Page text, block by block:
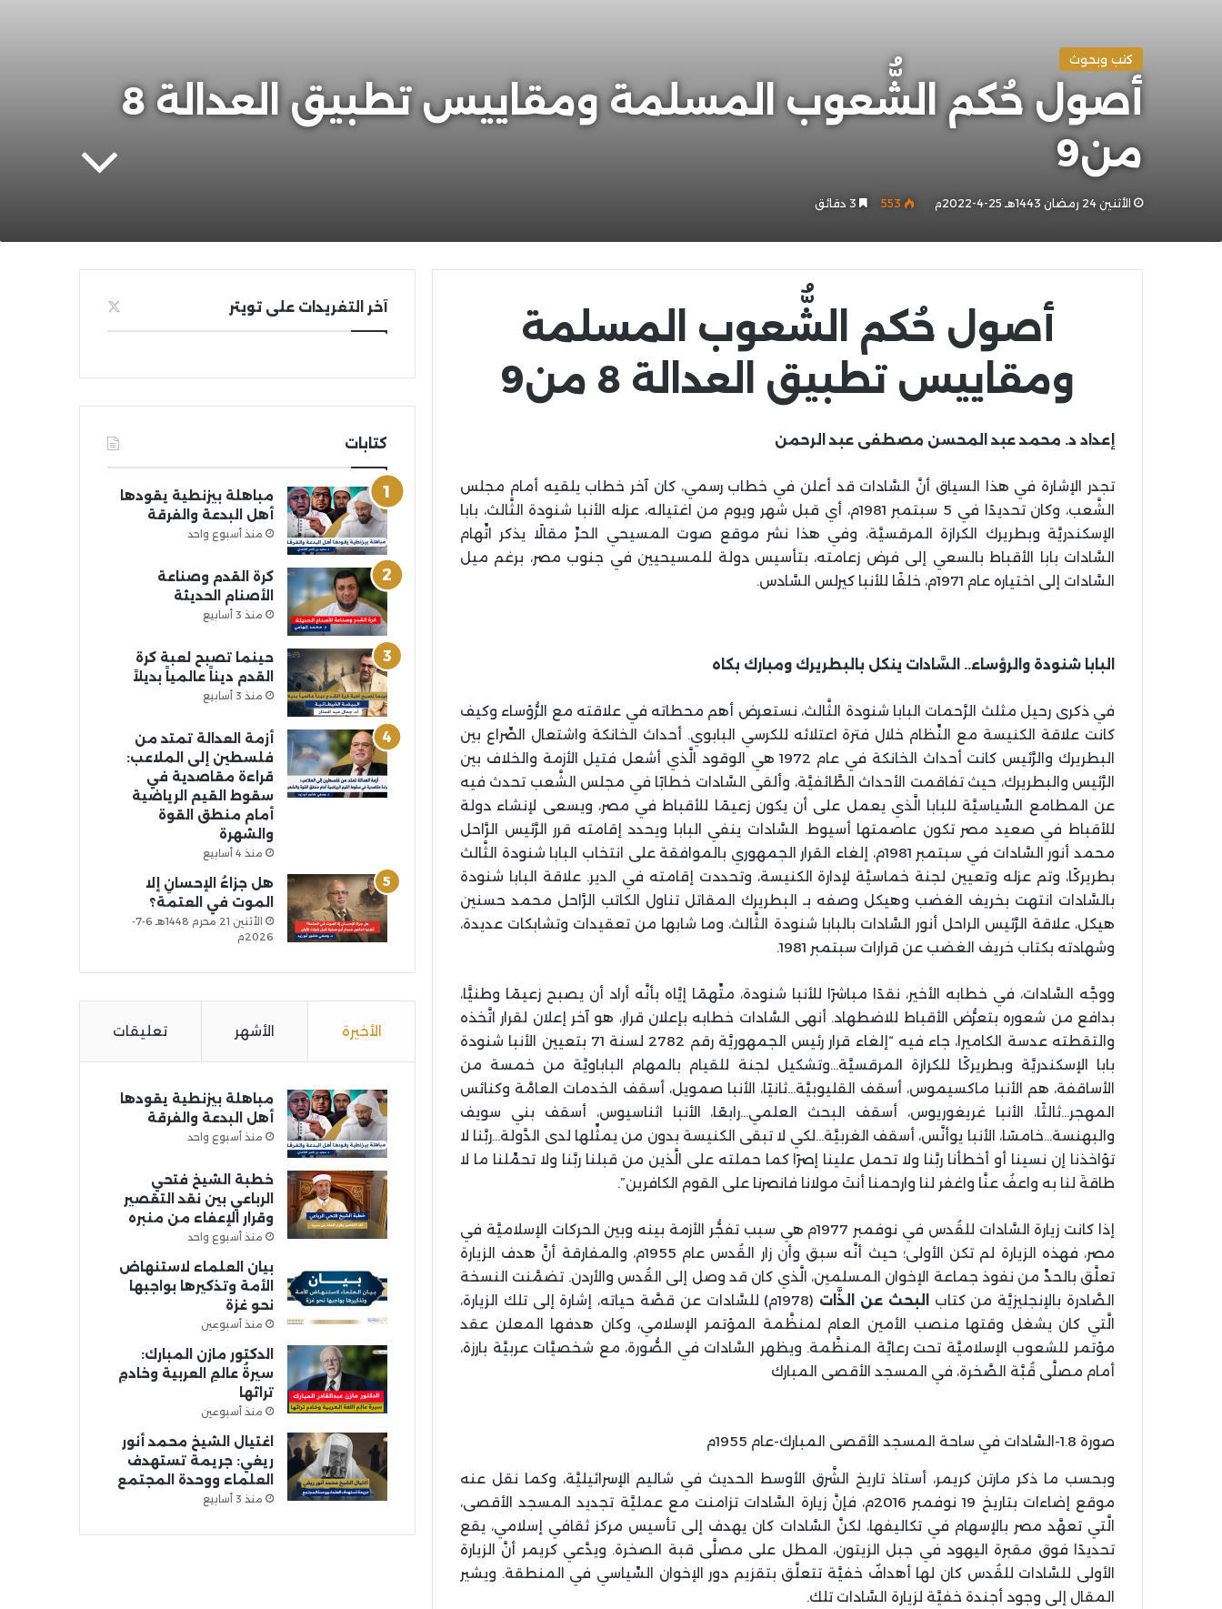
كتب وبحوث
أصول حُكم الشُّعوب المسلمة ومقاييس تطبيق العدالة 8
من9
الأثنين 24 رمضان 1443هـ 25-4-2022م 553
أصول حُكم الشُّعوب المسلمة
ومقاييس تطبيق العدالة 8 من9
إعداد د. محمد عبد المحسن مصطفى عبد الرحمن
تجدر الإشارة في هذا السياق أنَّ السَّادات قد أعلن في خطاب رسمي، كان آخر خطاب يلقيه أمام مجلس
الشَّعب، وكان تحديدًا في 5 سبتمبر 1981م، أي قبل شهر ويوم من اغتياله، عزله الأنبا شنودة الثَّالث، بابا
الإسكندريَّة وبطريرك الكرازة المرقسيَّة، وفي هذا نشر موقع صوت المسيحي الحرِّ مقالًا يذكر اتِّهام
السَّادات بابا الأقباط بالسعي إلى فرض زعامته، بتأسيس دولة للمسيحيين في جنوب مصر، برغم ميل
السَّادات إلى اختياره عام 1971م، خلفًا للأنبا كيرلس السَّادس.
البابا شنودة والرؤساء.. السَّادات ينكل بالبطريرك ومبارك بكاه
في ذكرى رحيل مثلث الرَّحمات البابا شنودة الثَّالث، نستعرض أهم محطاته في علاقته مع الرُّؤساء وكيف
كانت علاقة الكنيسة مع النِّظام خلال فترة اعتلائه للكرسي البابوي. أحداث الخانكة واشتعال الصِّراع بين
البطريرك والرَّئيس كانت أحداث الخانكة في عام 1972 هي الوقود الَّذي أشعل فتيل الأزمة والخلاف بين
الرَّئيس والبطريرك، حيث تفاقمت الأحداث الطَّائفيَّة، وألقى السَّادات خطابًا في مجلس الشَّعب تحدث فيه
عن المطامع السِّياسيَّة للبابا الَّذي يعمل على أن يكون زعيمًا للأقباط في مصر، ويسعى لإنشاء دولة
للأقباط في صعيد مصر تكون عاصمتها أسيوط. السَّادات ينفي البابا ويحدد إقامته قرر الرَّئيس الرَّاحل
محمد أنور السَّادات في سبتمبر 1981م، إلغاء القرار الجمهوري بالموافقة على انتخاب البابا شنودة الثَّالث
بطريركًا، وتم عزله وتعيين لجنة خماسيَّة لإدارة الكنيسة، وتحددت إقامته في الدير. علاقة البابا شنودة
بالسَّادات انتهت بخريف الغضب وهيكل وصفه بـ البطريرك المقاتل تناول الكاتب الرَّاحل محمد حسنين
هيكل، علاقة الرَّئيس الراحل أنور السَّادات بالبابا شنودة الثَّالث، وما شابها من تعقيدات وتشابكات عديدة،
وشهادته بكتاب خريف الغضب عن قرارات سبتمبر 1981.
ووجَّه السَّادات، في خطابه الأخير، نقدًا مباشرًا للأنبا شنودة، متِّهمًا إيَّاه بأنَّه أراد أن يصبح زعيمًا وطنيًّا،
بدافع من شعوره بتعرُّض الأقباط للاضطهاد. أنهى السَّادات خطابه بإعلان قرار، هو آخر إعلان لقرار اتَّخذه
والتقطته عدسة الكاميرا، جاء فيه “إلغاء قرار رئيس الجمهوريَّة رقم 2782 لسنة 71 بتعيين الأنبا شنودة
بابا الإسكندريَّة وبطريركًا للكرازة المرقسيَّة…وتشكيل لجنة للقيام بالمهام الباباويَّة من خمسة من
الأساقفة، هم الأنبا ماكسيموس، أسقف القليوبيَّة…ثانيًا، الأنبا صمويل، أسقف الخدمات العامَّة وكنائس
المهجر…ثالثًا، الأنبا غريغوريوس، أسقف البحث العلمي…رابعًا، الأنبا اثناسيوس، أسقف بني سويف
والبهنسة…خامسًا، الأنبا يوأنَّس، أسقف الغربيَّة…لكي لا تبقى الكنيسة بدون من يمثِّلها لدى الدَّولة…ربَّنا لا
تؤاخذنا إن نسينا أو أخطأنا ربَّنا ولا تحمل علينا إصرًا كما حملته على الَّذين من قبلنا ربَّنا ولا تحمِّلنا ما لا
طاقةَ لنا به واعفُ عنَّا واغفر لنا وارحمنا أنتَ مولانا فانصرنا على القوم الكافرين”.
إذا كانت زيارة السَّادات للقُدس في نوفمبر 1977م هي سبب تفجُّر الأزمة بينه وبين الحركات الإسلاميَّة في
مصر، فهذه الزيارة لم تكن الأولى؛ حيث أنَّه سبق وأن زار القُدس عام 1955م، والمفارقة أنَّ هدف الزيارة
تعلَّق بالحدِّ من نفوذ جماعة الإخوان المسلمين، الَّذي كان قد وصل إلى القُدس والأردن. تضمَّنت النسخة
الصَّادرة بالإنجليزيَّة من كتاب
البحث عن الذَّات
(1978م) للسَّادات عن قصَّة حياته، إشارة إلى تلك الزيارة،
الَّتي كان يشغل وقتها منصب الأمين العام لمنظَّمة المؤتمر الإسلامي، وكان هدفها المعلن عقد
مؤتمر للشعوب الإسلاميَّة تحت رعايَّة المنظَّمة. ويظهر السَّادات في الصُّورة، مع شخصيَّات عربيَّة بارزة،
أمام مصلَّى قُبَّة الصَّخرة، في المسجد الأقصى المبارك
صورة 1.8-السَّادات في ساحة المسجد الأقصى المبارك-عام 1955م
وبحسب ما ذكر مارتن كريمر، أستاذ تاريخ الشَّرق الأوسط الحديث في شاليم الإسرائيليَّة، وكما نقل عنه
موقع إضاءات بتاريخ 19 نوفمبر 2016م، فإنَّ زيارة السَّادات تزامنت مع عمليَّة تجديد المسجد الأقصى،
الَّتي تعهَّد مصر بالإسهام في تكاليفها، لكنَّ السَّادات كان يهدف إلى تأسيس مركز ثقافي إسلامي، يقع
تحديدًا فوق مقبرة اليهود في جبل الزيتون، المطل على مصلَّى قبة الصخرة. ويدَّعي كريمر أنَّ الزيارة
الأولى للسَّادات للقُدس كان لها أهدافٌ خفيَّة تتعلَّق بتقزيم دور الإخوان السِّياسي في المنطقة. ويشير
المقال إلى وجود أجندة خفيَّة لزيارة السَّادات تلك.
آخر التغريدات على تويتر
كتابات
مباهلة بيزنطية يقودها
أهل البدعة والفرقة
منذ أسبوع واحد
كرة القدم وصناعة
الأصنام الحديثة
منذ 3 أسابيع
حينما تصبح لعبة كرة
القدم ديناً عالمياً بديلاً
منذ 3 أسابيع
أزمة العدالة تمتد من
فلسطين إلى الملاعب:
قراءة مقاصدية في
سقوط القيم الرياضية
أمام منطق القوة
والشهرة
منذ 4 أسابيع
هل جزاءُ الإحسانِ إلا
الموت في العتمة؟
الأثنين 21 محرم 1448هـ 6-7-
2026م
الأخيرة الأشهر تعليقات
مباهلة بيزنطية يقودها
أهل البدعة والفرقة
منذ أسبوع واحد
خطبة الشيخ فتحي
الرباعي بين نقد التقصير
وقرار الإعفاء من منبره
منذ أسبوع واحد
بيان العلماء لاستنهاض
الأمة وتذكيرها بواجبها
نحو غزة
منذ أسبوعين
الدكتور مازن المبارك:
سيرةُ عالمِ العربية وخادمِ
تراثها
منذ أسبوعين
اغتيال الشيخ محمد أنور
ريغي: جريمة تستهدف
العلماء ووحدة المجتمع
منذ 3 أسابيع